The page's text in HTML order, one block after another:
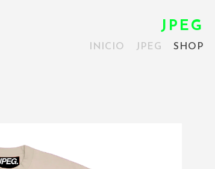
JPEG
INICIO JPEG SHOP